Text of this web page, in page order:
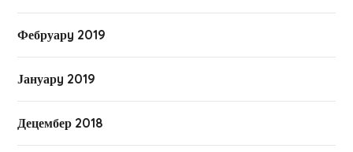
Фебруарy 2019
Јануарy 2019
Децембер 2018